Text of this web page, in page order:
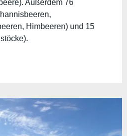
Außerdem 76
Himbeeren) und 15